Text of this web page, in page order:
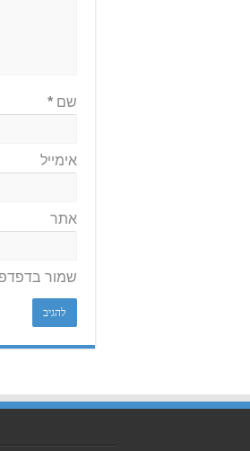
שם*
אימייל
אתר
שמור